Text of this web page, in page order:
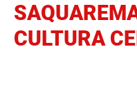
CULTURA